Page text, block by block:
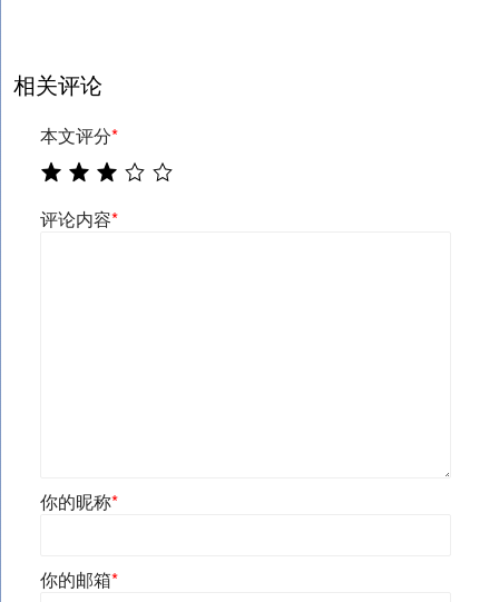
相关评论
本文评分*
评论内容*
你的昵称*
你的邮箱*